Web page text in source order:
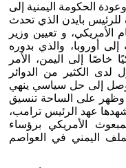
الحكومة اليمنية إلى
للرئيس بايدن الذي تحدث
الأمريكي، و تعيين وزير
إلى أوروبا، والذي بدوره
خاصًا إلى اليمن، الأمر
الكثير من الدوائر
إلى حل سياسي ينهي
وظهر على الساحة تنسيق
عهد الرئيس ترامب،
الأمريكي برؤساء
اليمني في العواصم